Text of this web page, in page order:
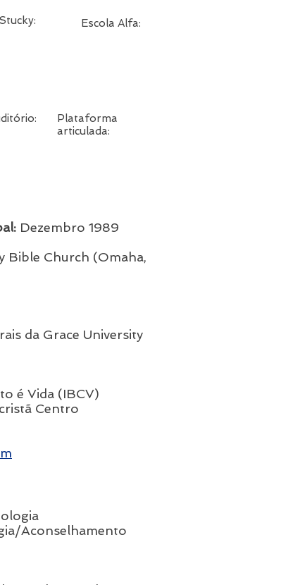
Dezembro 1989
Bible Church (Omaha,
da Grace University
é Vida (IBCV)
Centro
Aconselhamento
Plataforma
articulada:
Escola Alfa: